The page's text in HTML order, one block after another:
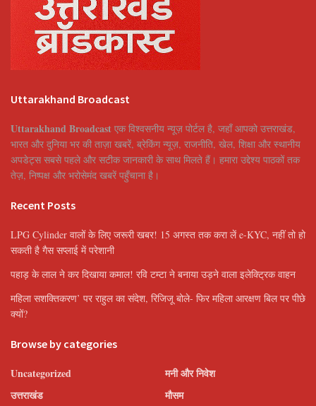
Uttarakhand Broadcast
Uttarakhand Broadcast एक विश्वसनीय न्यूज़ पोर्टल है, जहाँ आपको उत्तराखंड,
भारत और दुनिया भर की ताज़ा खबरें, ब्रेकिंग न्यूज़, राजनीति, खेल, शिक्षा और स्थानीय
अपडेट्स सबसे पहले और सटीक जानकारी के साथ मिलते हैं। हमारा उद्देश्य पाठकों तक
तेज़, निष्पक्ष और भरोसेमंद खबरें पहुँचाना है।
Recent Posts
LPG Cylinder वालों के लिए जरूरी खबर! 15 अगस्त तक करा लें e-KYC, नहीं तो हो
सकती है गैस सप्लाई में परेशानी
पहाड़ के लाल ने कर दिखाया कमाल! रवि टम्टा ने बनाया उड़ने वाला इलेक्ट्रिक वाहन
महिला सशक्तिकरण’ पर राहुल का संदेश, रिजिजू बोले- फिर महिला आरक्षण बिल पर पीछे
क्यों?
Browse by categories
Uncategorized
उत्तराखंड
मनी और निवेश
मौसम